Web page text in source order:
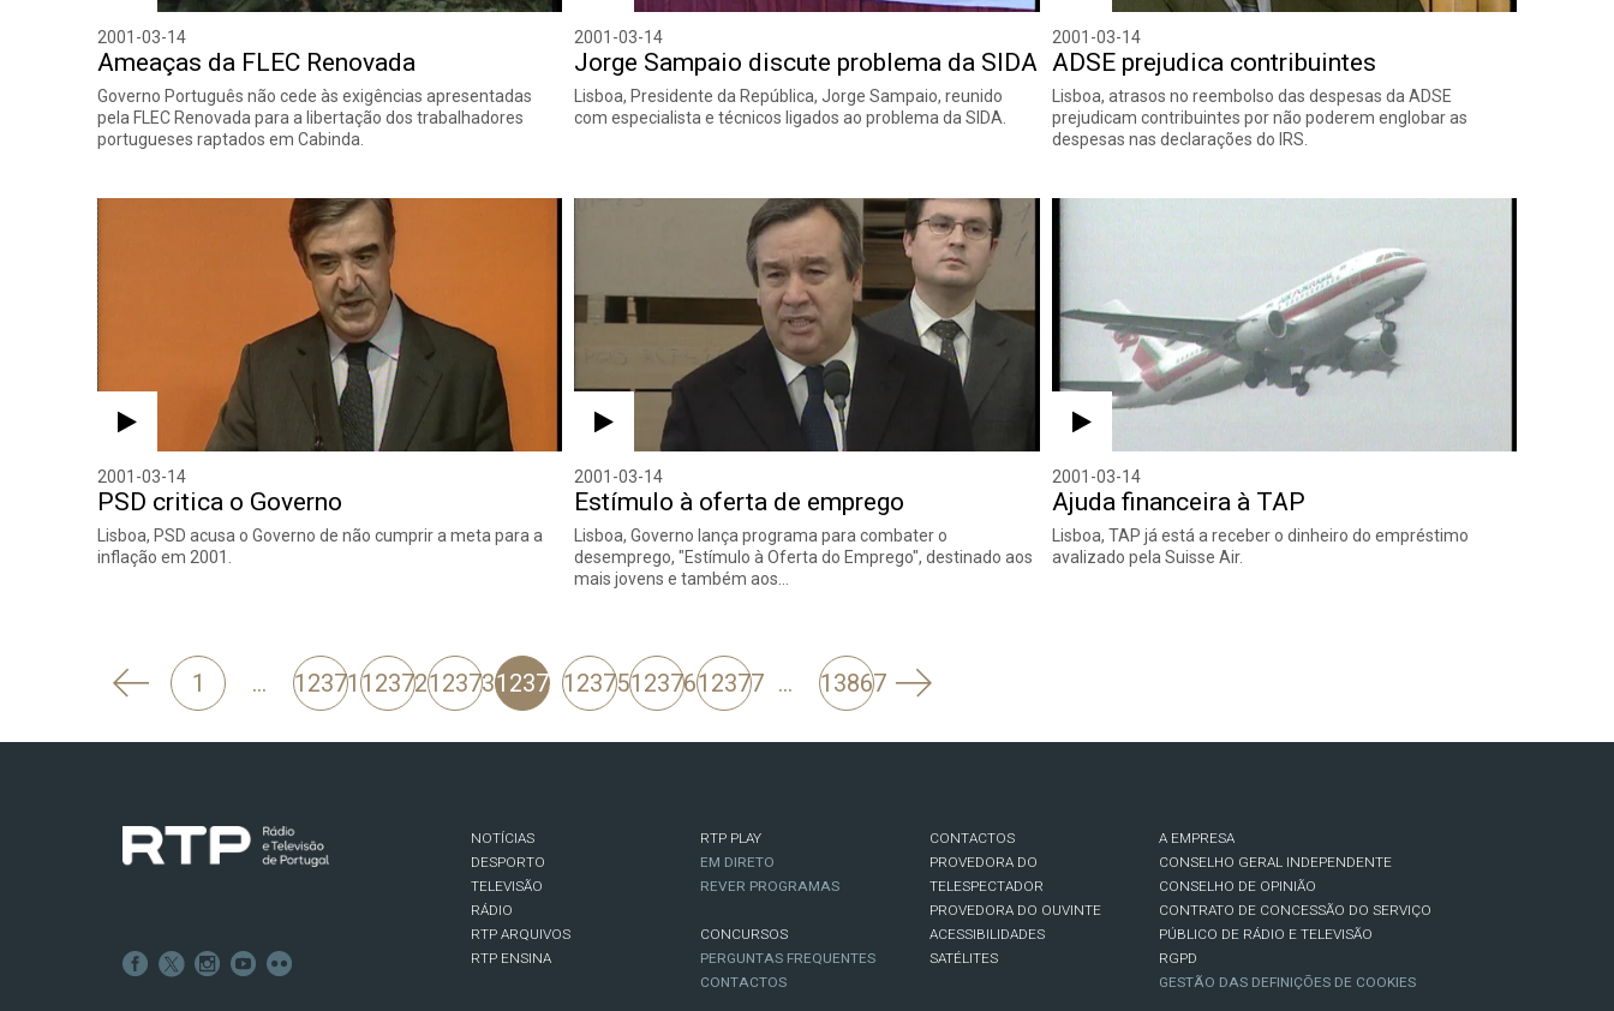
2001-03-14
Ameaças da FLEC Renovada
Governo Português não cede às exigências apresentadas
pela FLEC Renovada para a libertação dos trabalhadores
portugueses raptados em Cabinda.
2001-03-14
Jorge Sampaio discute problema da SIDA
Lisboa, Presidente da República, Jorge Sampaio, reunido
com especialista e técnicos ligados ao problema da SIDA.
2001-03-14
ADSE prejudica contribuintes
Lisboa, atrasos no reembolso das despesas da ADSE
prejudicam contribuintes por não poderem englobar as
despesas nas declarações do IRS.
2001-03-14
PSD critica o Governo
Lisboa, PSD acusa o Governo de não cumprir a meta para a
inflação em 2001.
2001-03-14
Estímulo à oferta de emprego
Lisboa, Governo lança programa para combater o
desemprego, "Estímulo à Oferta do Emprego", destinado aos
mais jovens e também aos…
2001-03-14
Ajuda financeira à TAP
Lisboa, TAP já está a receber o dinheiro do empréstimo
avalizado pela Suisse Air.
'
Anterior
1 … 12371123721237312374123751237612377 … 13867 Seguinte
NOTÍCIAS
DESPORTO
TELEVISÃO
RÁDIO
RTP ARQUIVOS
RTP ENSINA
RTP PLAY
EM DIRETO
REVER PROGRAMAS
CONCURSOS
PERGUNTAS FREQUENTES
CONTACTOS
CONTACTOS
PROVEDORA DO
TELESPECTADOR
PROVEDORA DO OUVINTE
ACESSIBILIDADES
SATÉLITES
A EMPRESA
CONSELHO GERAL INDEPENDENTE
CONSELHO DE OPINIÃO
CONTRATO DE CONCESSÃO DO SERVIÇO
PÚBLICO DE RÁDIO E TELEVISÃO
RGPD
GESTÃO DAS DEFINIÇÕES DE COOKIES